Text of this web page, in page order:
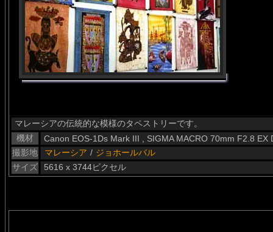
マレーシアの伝統的な模様のタペストリーです。
機材
Canon EOS-1Ds Mark III , SIGMA MACRO 70mm F2.8 EX
撮影地
マレーシア / ジョホールバル
サイズ
5616 x 3744ピクセル